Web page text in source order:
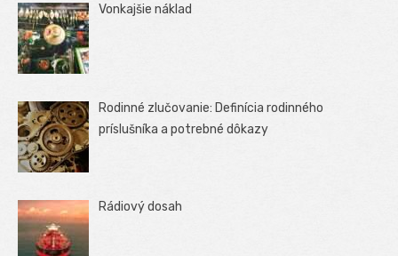
Vonkajšie náklad
Rodinné zlučovanie: Definícia rodinného
príslušníka a potrebné dôkazy
Rádiový dosah